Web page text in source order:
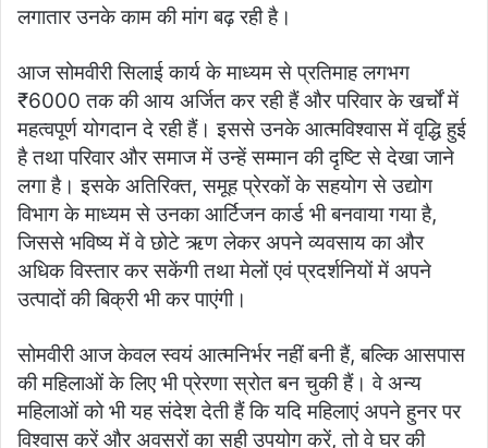
लगातार उनके काम की मांग बढ़ रही है।
आज सोमवीरी सिलाई कार्य के माध्यम से प्रतिमाह लगभग
₹6000 तक की आय अर्जित कर रही हैं और परिवार के खर्चों में
महत्वपूर्ण योगदान दे रही हैं। इससे उनके आत्मविश्वास में वृद्धि हुई
है तथा परिवार और समाज में उन्हें सम्मान की दृष्टि से देखा जाने
लगा है। इसके अतिरिक्त, समूह प्रेरकों के सहयोग से उद्योग
विभाग के माध्यम से उनका आर्टिजन कार्ड भी बनवाया गया है,
जिससे भविष्य में वे छोटे ऋण लेकर अपने व्यवसाय का और
अधिक विस्तार कर सकेंगी तथा मेलों एवं प्रदर्शनियों में अपने
उत्पादों की बिक्री भी कर पाएंगी।
सोमवीरी आज केवल स्वयं आत्मनिर्भर नहीं बनी हैं, बल्कि आसपास
की महिलाओं के लिए भी प्रेरणा स्रोत बन चुकी हैं। वे अन्य
महिलाओं को भी यह संदेश देती हैं कि यदि महिलाएं अपने हुनर पर
विश्वास करें और अवसरों का सही उपयोग करें, तो वे घर की